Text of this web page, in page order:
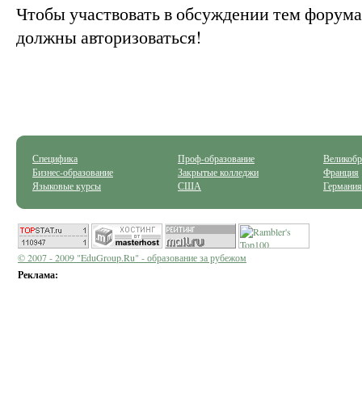
Чтобы участвовать в обсуждении тем
должны авторизоваться!
Специфика
Бизнес-образование
Языковые курсы
Проф-образование
Закрытые колледжи
США
Франция
Германия
© 2007 - 2009 "EduGroup.Ru" - образование за рубежом
Реклама: